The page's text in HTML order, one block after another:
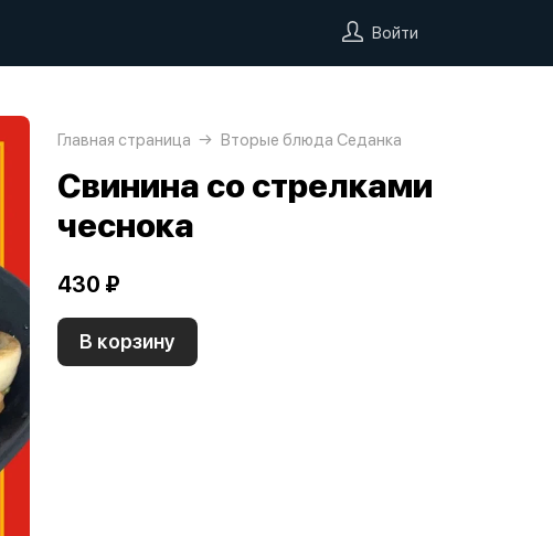
Войти
Главная страница Вторые блюда Седанка
Свинина со стрелками
чеснока
430 ₽
В корзину